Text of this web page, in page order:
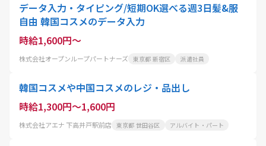
データ入力・タイピング/短期OK選べる週3日髪&服
自由 韓国コスメのデータ入力
時給1,600円～
株式会社オープンループパートナーズ 東京都 新宿区 派遣社員
韓国コスメや中国コスメのレジ・品出し
時給1,300円～1,600円
株式会社アエナ 下高井戸駅前店 東京都 世田谷区 アルバイト・パート